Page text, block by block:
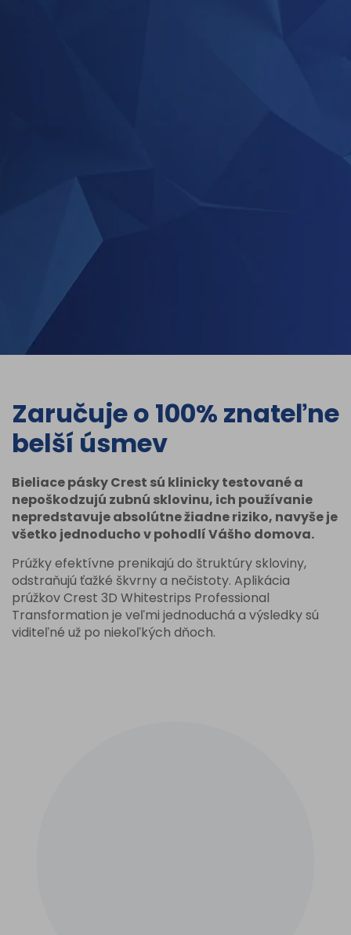
Zaručuje o 100% znateľne
belší úsmev
Bieliace pásky Crest sú klinicky testované a
nepoškodzujú zubnú sklovinu, ich používanie
nepredstavuje absolútne žiadne riziko, navyše je
všetko jednoducho v pohodlí Vášho domova.
Prúžky efektívne prenikajú do štruktúry skloviny,
odstraňujú ťažké škvrny a nečistoty. Aplikácia
prúžkov Crest 3D Whitestrips Professional
Transformation je veľmi jednoduchá a výsledky sú
viditeľné už po niekoľkých dňoch.